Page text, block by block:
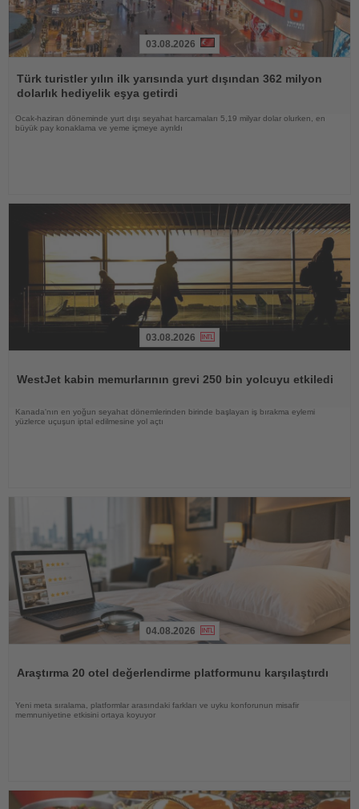
Oku
03.08.2026
Türk turistler yılın ilk yarısında yurt dışından 362 milyon
dolarlık hediyelik eşya getirdi
Ocak-haziran döneminde yurt dışı seyahat harcamaları 5,19 milyar dolar olurken, en
büyük pay konaklama ve yeme içmeye ayrıldı
03.08.2026
WestJet kabin memurlarının grevi 250 bin yolcuyu etkiledi
Kanada'nın en yoğun seyahat dönemlerinden birinde başlayan iş bırakma eylemi
yüzlerce uçuşun iptal edilmesine yol açtı
04.08.2026
Araştırma 20 otel değerlendirme platformunu karşılaştırdı
Yeni meta sıralama, platformlar arasındaki farkları ve uyku konforunun misafir
memnuniyetine etkisini ortaya koyuyor